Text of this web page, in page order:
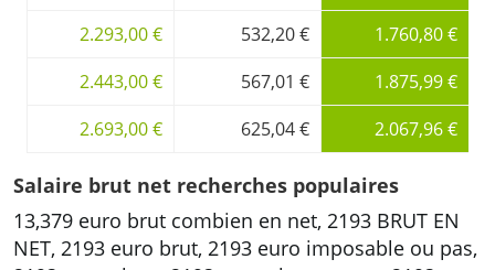
2.293,00 € 532,20 €
1.760,80 €
2.443,00 €
567,01 €
1.875,99 €
2.693,00 €
625,04 € 2.067,96 €
Salaire brut net recherches populaires
13,379 euro brut combien en net, 2193 BRUT EN
NET, 2193 euro brut, 2193 euro imposable ou pas,